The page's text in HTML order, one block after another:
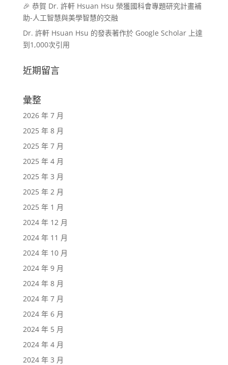
🎉 恭賀 Dr. 許軒 Hsuan Hsu 榮獲國科會專題研究計畫補
助-人工智慧與美學智慧的交融
Dr. 許軒 Hsuan Hsu 的發表著作於 Google Scholar 上達
到1,000次引用
近期留言
彙整
2026 年 7 月
2025 年 8 月
2025 年 7 月
2025 年 4 月
2025 年 3 月
2025 年 2 月
2025 年 1 月
2024 年 12 月
2024 年 11 月
2024 年 10 月
2024 年 9 月
2024 年 8 月
2024 年 7 月
2024 年 6 月
2024 年 5 月
2024 年 4 月
2024 年 3 月